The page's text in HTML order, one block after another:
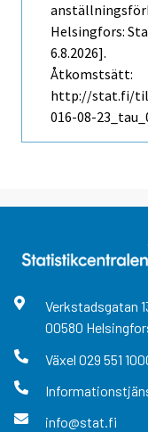
Helsingfors:
6.8.2026].
Åtkomstsätt:
http://stat.fi/
016-08-
Verkstadsgatan
00580
Växel 029 551
info@stat.fi